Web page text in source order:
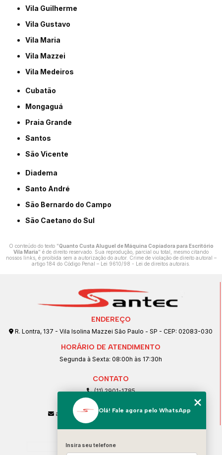
Vila Guilherme
Vila Gustavo
Vila Maria
Vila Mazzei
Vila Medeiros
Cubatão
Mongaguá
Praia Grande
Santos
São Vicente
Diadema
Santo André
São Bernardo do Campo
São Caetano do Sul
O conteúdo do texto "Quanto Custa Aluguel de Máquina Copiadora para Escritório
Vila Maria" é de direito reservado. Sua reprodução, parcial ou total, mesmo citando
nossos links, é proibida sem a autorização do autor. Crime de violação de direito autoral –
artigo 184 do Código Penal – Lei 9610/98 - Lei de direitos autorais
ENDEREÇO
R. Lontra, 137 - Vila Isolina Mazzei São Paulo - SP - CEP: 02083-030
HORÁRIO DE ATENDIMENTO
Segunda à Sexta: 08:00h às 17:30h
CONTATO
(11) 2901-1785
(11) 99239-1832
atendimento@santeccopiadoras.com.br
Home
Olá! Fale agora pelo WhatsApp
Insira seu telefone